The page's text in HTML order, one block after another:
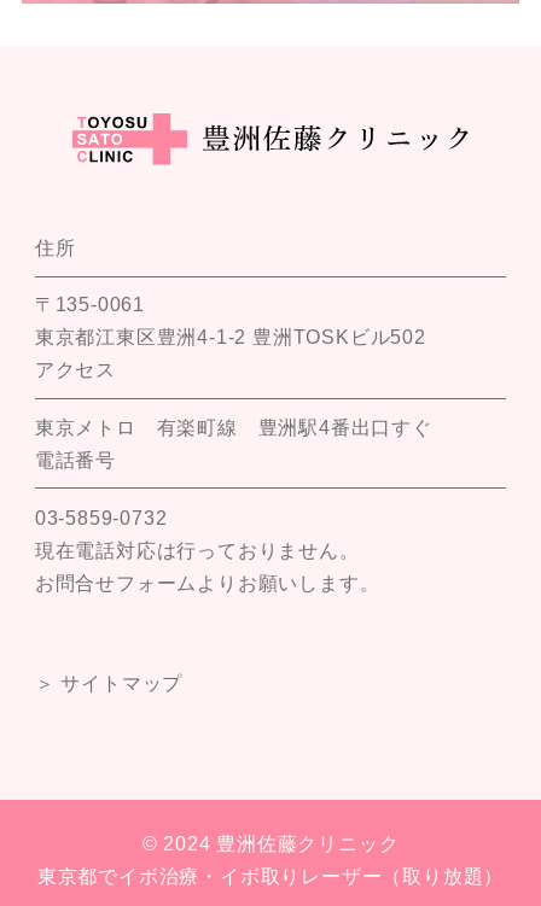
住所
〒135-0061
東京都江東区豊洲4-1-2 豊洲TOSKビル502
アクセス
東京メトロ 有楽町線 豊洲駅4番出口すぐ
電話番号
03-5859-0732
現在電話対応は行っておりません。
お問合せフォームよりお願いします。
＞ サイトマップ
© 2024 豊洲佐藤クリニック
東京都でイボ治療・イボ取りレーザー（取り放題）